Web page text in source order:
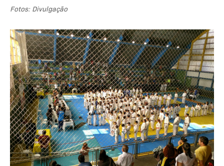
Fotos: Divulgação